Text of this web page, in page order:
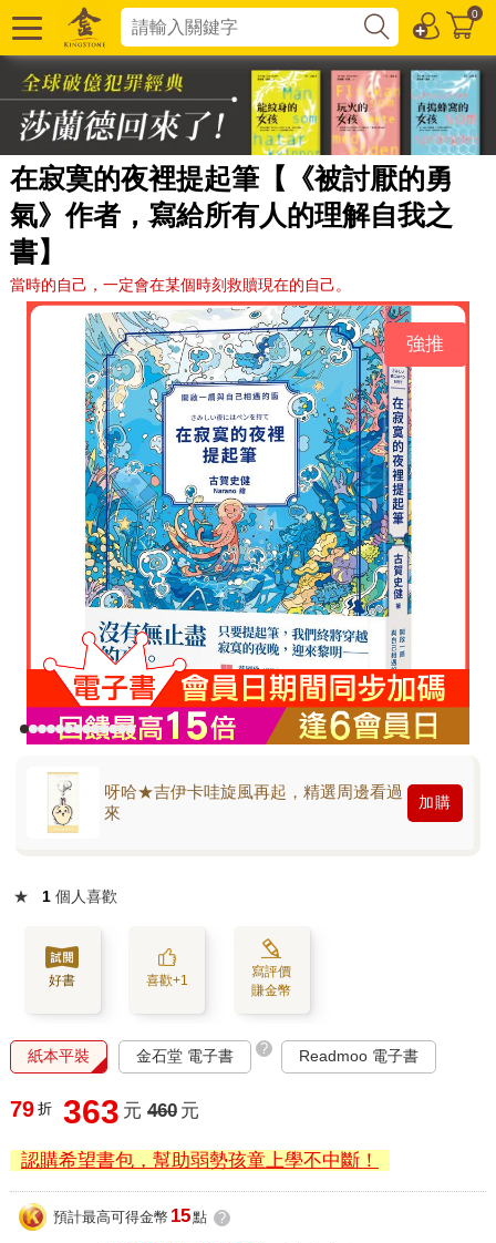
0
在寂寞的夜裡提起筆【《被討厭的勇
氣》作者，寫給所有人的理解自我之
書】
當時的自己，一定會在某個時刻救贖現在的自己。
強推
呀哈★吉伊卡哇旋風再起，精選周邊看過
來
加購
★ 1 個人喜歡
好書 喜歡+1
寫評價
賺金幣
紙本平裝 金石堂 電子書 ? Readmoo 電子書
79 折 363 元 460 元
認購希望書包，幫助弱勢孩童上學不中斷！
預計最高可得金幣 15點 ?